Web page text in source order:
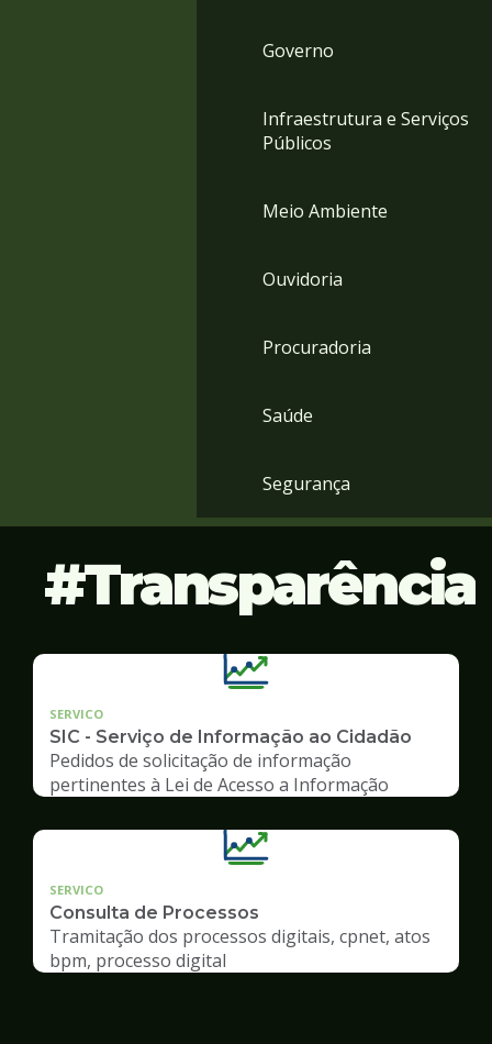
Governo
Infraestrutura e Serviços
Públicos
Meio Ambiente
Ouvidoria
Procuradoria
Saúde
Segurança
Transparência
SERVICO
SIC - Serviço de Informação ao Cidadão
Pedidos de solicitação de informação
pertinentes à Lei de Acesso a Informação
SERVICO
Consulta de Processos
Tramitação dos processos digitais, cpnet, atos
bpm, processo digital